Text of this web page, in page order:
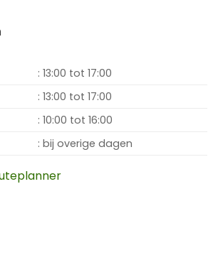
: 13:00 tot 17:00
: 13:00 tot 17:00
: 10:00 tot 16:00
: bij overige dagen